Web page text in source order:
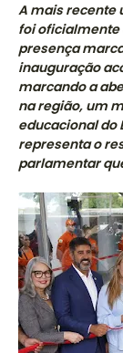
A mais recente
foi oficialmente
presença
inauguração
marcando a
na região, um
educacional do
representa o
parlamentar